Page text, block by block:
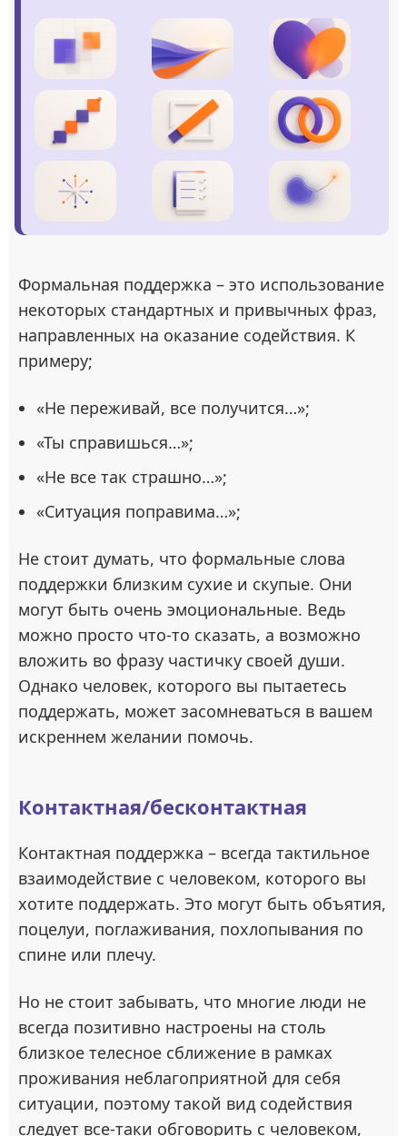
Формальная поддержка – это использование
некоторых стандартных и привычных фраз,
направленных на оказание содействия. К
примеру;
«Не переживай, все получится…»;
«Ты справишься…»;
«Не все так страшно…»;
«Ситуация поправима…»;
Не стоит думать, что формальные слова
поддержки близким сухие и скупые. Они
могут быть очень эмоциональные. Ведь
можно просто что-то сказать, а возможно
вложить во фразу частичку своей души.
Однако человек, которого вы пытаетесь
поддержать, может засомневаться в вашем
искреннем желании помочь.
Контактная/бесконтактная
Контактная поддержка – всегда тактильное
взаимодействие с человеком, которого вы
хотите поддержать. Это могут быть объятия,
поцелуи, поглаживания, похлопывания по
спине или плечу.
Но не стоит забывать, что многие люди не
всегда позитивно настроены на столь
близкое телесное сближение в рамках
проживания неблагоприятной для себя
ситуации, поэтому такой вид содействия
следует все-таки обговорить с человеком,